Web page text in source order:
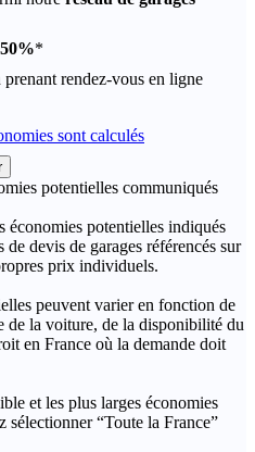
*
prenant rendez-vous en ligne
sont calculés
potentielles communiqués
potentielles indiqués
devis de garages référencés sur
prix individuels.
peuvent varier en fonction de
de la voiture, de la disponibilité du
en France où la demande doit
et les plus larges économies
sélectionner “Toute la France”